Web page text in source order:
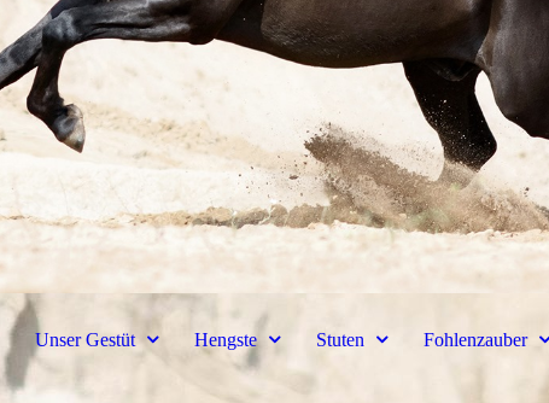
Unser Gestüt Hengste Stuten Fohlenzauber